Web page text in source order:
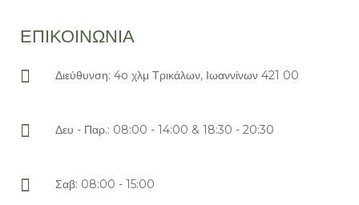
ΕΠΙΚΟΙΝΩΝΙΑ
Διεύθυνση: 4o χλμ Τρικάλων, Ιωαννίνων 421 00
Δευ - Παρ.: 08:00 - 14:00 & 18:30 - 20:30
Σαβ: 08:00 - 15:00